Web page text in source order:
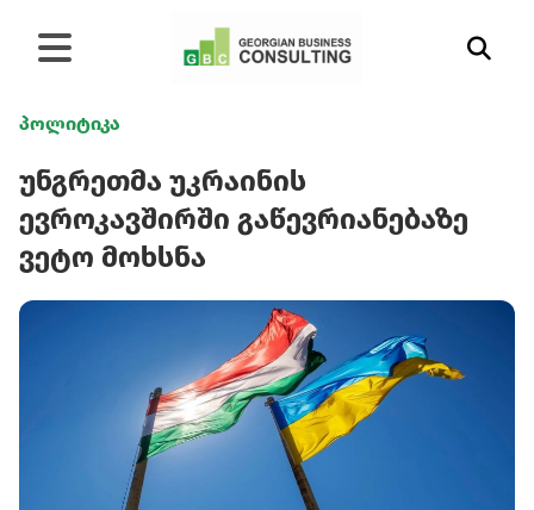
პოლიტიკა
უნგრეთმა უკრაინის
ევროკავშირში გაწევრიანებაზე
ვეტო მოხსნა